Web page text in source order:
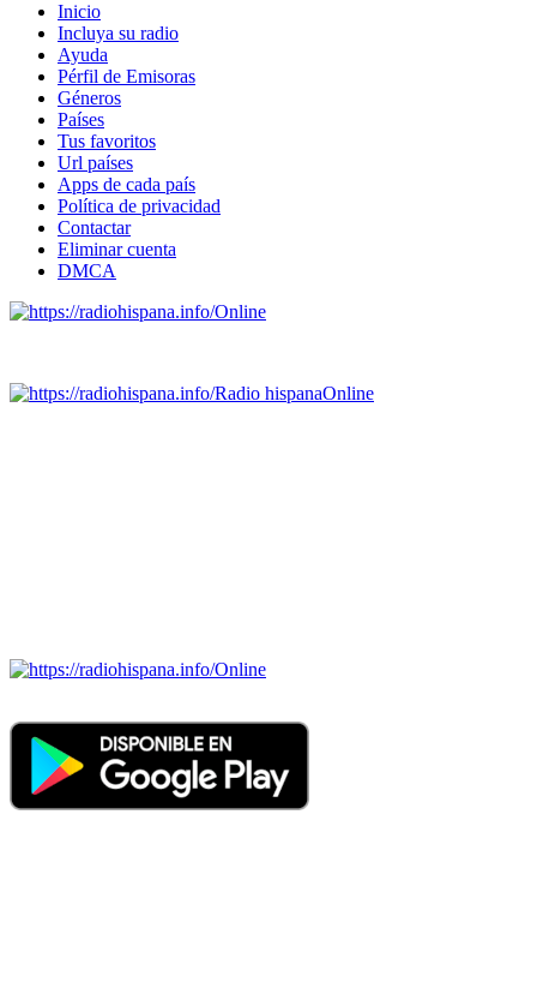
Inicio
Incluya su radio
Ayuda
Pérfil de Emisoras
Géneros
Países
Tus favoritos
Url países
Apps de cada país
Política de privacidad
Contactar
Eliminar cuenta
DMCA
Online
Radio hispanaOnline
Online